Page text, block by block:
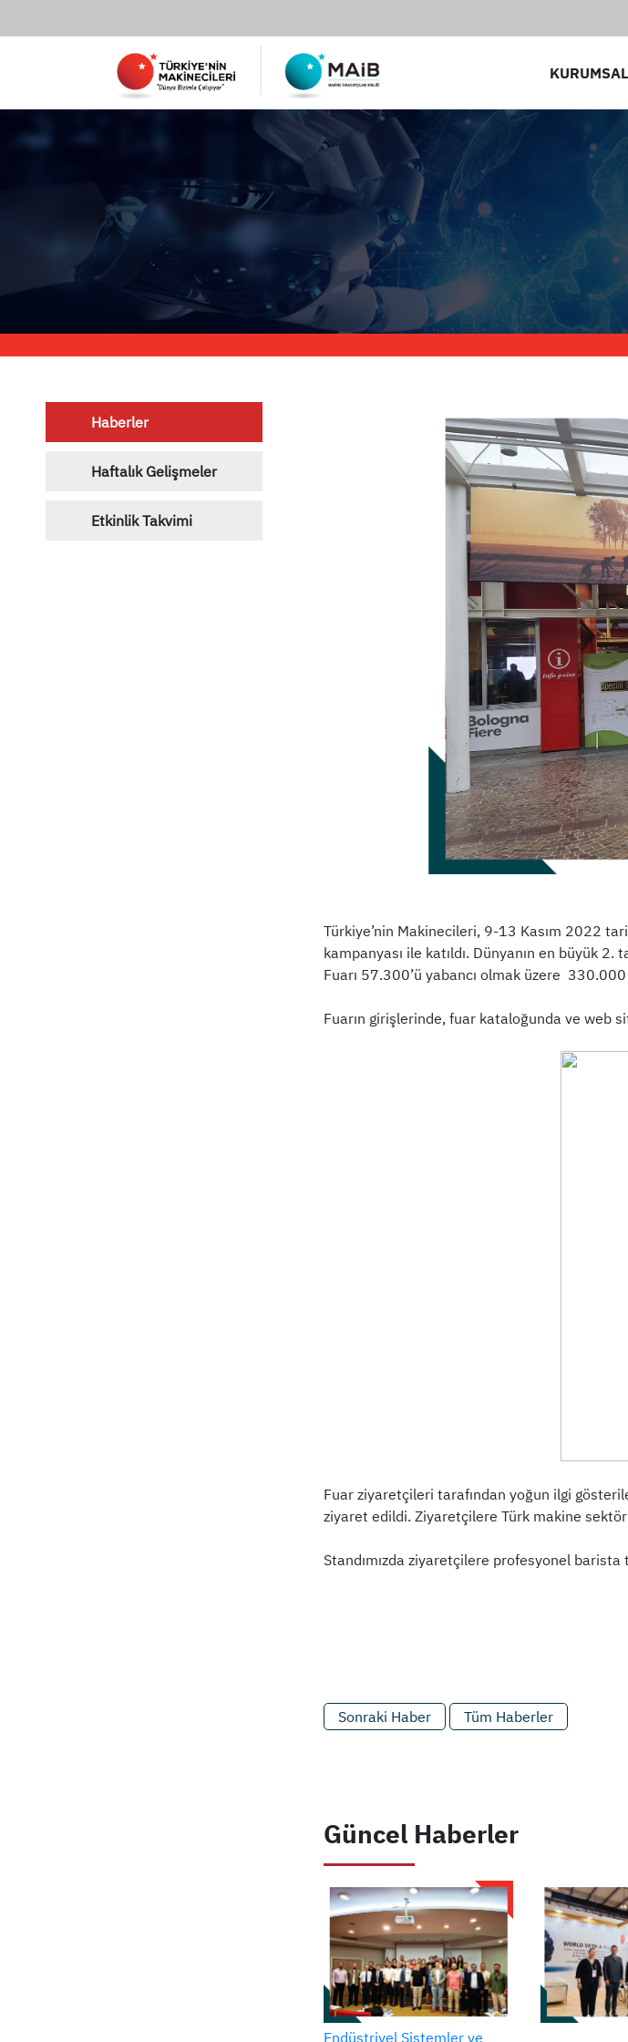
KURUMSAL
Haberler
Haftalık Gelişmeler
Etkinlik Takvimi
Türkiye’nin Makinecileri, 9-13 Kasım 2022
kampanyası ile katıldı. Dünyanın en büyük
Fuarı 57.300’ü yabancı olmak üzere
Fuarın girişlerinde, fuar kataloğunda ve web
Fuar ziyaretçileri tarafından yoğun ilgi
ziyaret edildi. Ziyaretçilere Türk makine
Standımızda ziyaretçilere profesyonel barista
Sonraki Haber Tüm Haberler
Güncel Haberler
Endüstriyel Sistemler ve